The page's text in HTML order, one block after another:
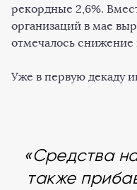
рекордные 2,6%.
организаций в мае
отмечалось снижение
Уже в первую декаду
«Средства
также